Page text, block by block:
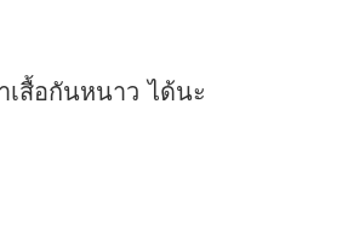
เสื้อกันหนาว ได้นะ